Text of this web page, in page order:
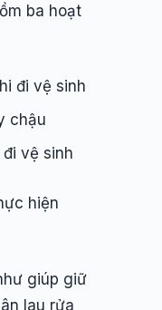
ba hoạt
đi vệ sinh
chậu
vệ sinh
hiện
giúp giữ
lau rửa